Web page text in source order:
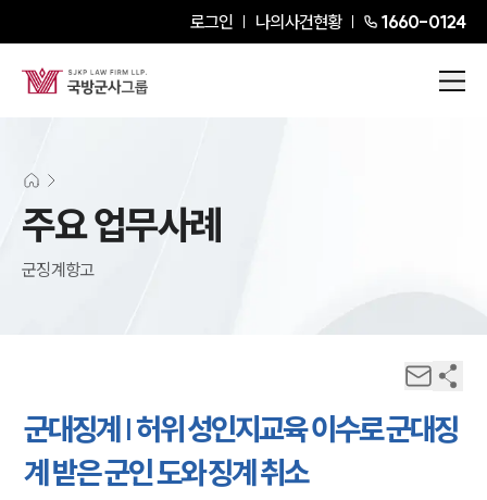
로그인 나의사건현황 1660-0124
주요 업무사례
군징계항고
군대징계 | 허위 성인지교육 이수로 군대징
계 받은 군인 도와 징계 취소